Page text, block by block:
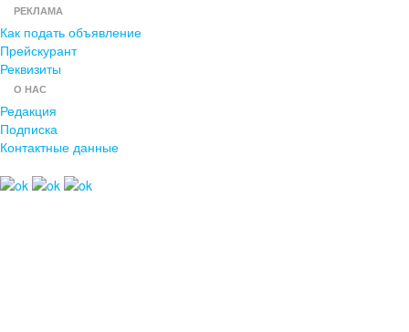
РЕКЛАМА
Как подать объявление
Прейскурант
Реквизиты
О НАС
Редакция
Подписка
Контактные данные